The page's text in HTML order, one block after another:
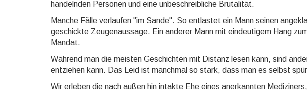
handelnden Personen und eine unbeschreibliche Brutalität.
Manche Fälle verlaufen "im Sande". So entlastet ein Mann seinen
geschickte Zeugenaussage. Ein anderer Mann mit eindeutigem Hang
Mandat.
Während man die meisten Geschichten mit Distanz lesen kann, sind
entziehen kann. Das Leid ist manchmal so stark, dass man es selbst
Wir erleben die nach außen hin intakte Ehe eines anerkannten